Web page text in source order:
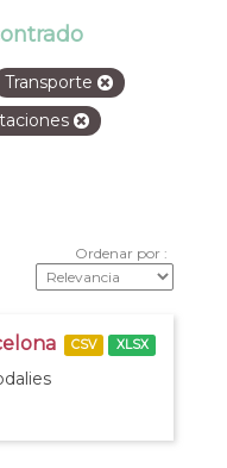
Transporte
Ordenar por
CSV XLSX